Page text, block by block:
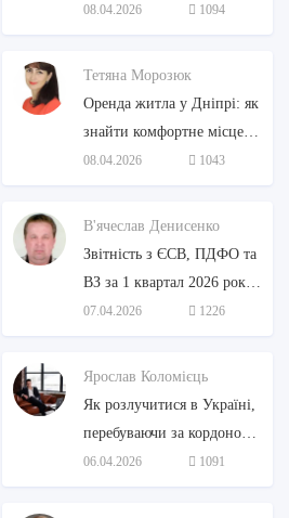
військовозобов'язаних:
покроковий алгоритм від
адвоката
08.04.2026 1094
Тетяна Морозюк
Оренда житла у Дніпрі: як
знайти комфортне місце
для життя (юридичні та
інші аспекти)
08.04.2026 1043
В'ячеслав Денисенко
Звітність з ЄСВ, ПДФО та
ВЗ за 1 квартал 2026 року
ФОП подають за старою
формою
07.04.2026 1226
Ярослав Коломієць
Як розлучитися в Україні,
перебуваючи за кордоном:
Покрокова інструкція від
адвоката
06.04.2026 1091